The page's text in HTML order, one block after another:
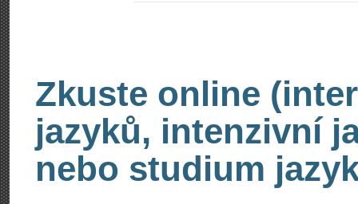
Zkuste online
jazyků, intenzivní
nebo studium